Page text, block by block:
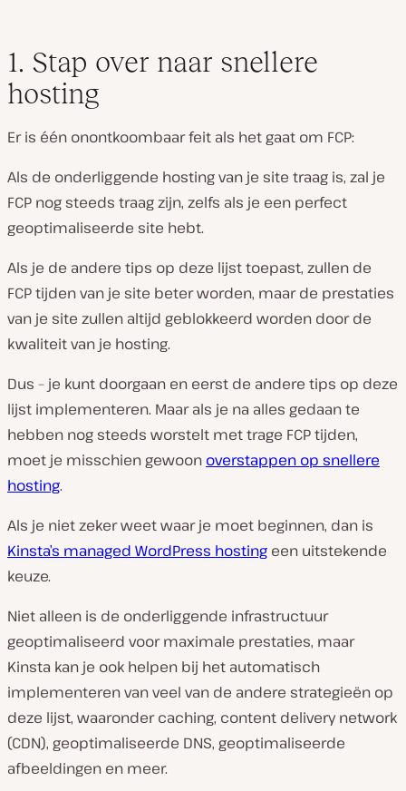
1. Stap over naar snellere
hosting
Er is één onontkoombaar feit als het gaat om FCP:
Als de onderliggende hosting van je site traag is, zal je
FCP nog steeds traag zijn, zelfs als je een perfect
geoptimaliseerde site hebt.
Als je de andere tips op deze lijst toepast, zullen de
FCP tijden van je site beterworden, maar de prestaties
van je site zullen altijd geblokkeerd worden door de
kwaliteit van je hosting.
Dus – je kunt doorgaan en eerst de andere tips op deze
lijst implementeren. Maar als je na alles gedaan te
hebben nog steeds worstelt met trage FCP tijden,
moet je misschien gewoon overstappen op snellere
hosting.
Als je niet zeker weet waar je moet beginnen, dan is
Kinsta’s managed WordPress hosting een uitstekende
keuze.
Niet alleen is de onderliggende infrastructuur
geoptimaliseerd voor maximale prestaties, maar
Kinsta kan je ook helpen bij het automatisch
implementeren van veel van de andere strategieën op
deze lijst, waaronder caching, content delivery network
(CDN), geoptimaliseerde DNS, geoptimaliseerde
afbeeldingen en meer.